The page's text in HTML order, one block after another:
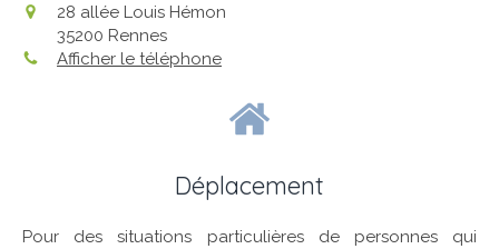
28 allée Louis Hémon
35200 Rennes
Afficher le téléphone
Déplacement
Pour des situations particulières de personnes qui